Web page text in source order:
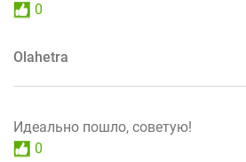
0
Olahetra
Идеально пошло, советую!
0